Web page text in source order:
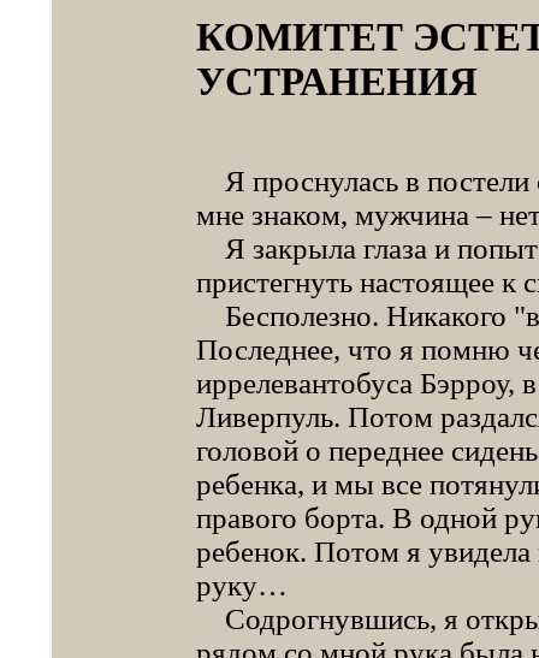
КОМИТЕТ
УСТРАНЕНИЯ
Я проснулась в
мне знаком, мужчина –
Я закрыла глаза и
пристегнуть настоящее к
Бесполезно. Никакого
Последнее, что я помню
иррелевантобуса Бэрроу,
Ливерпуль. Потом
головой о переднее
ребенка, и мы все
правого борта. В одной
ребенок. Потом я
руку…
Содрогнувшись, я